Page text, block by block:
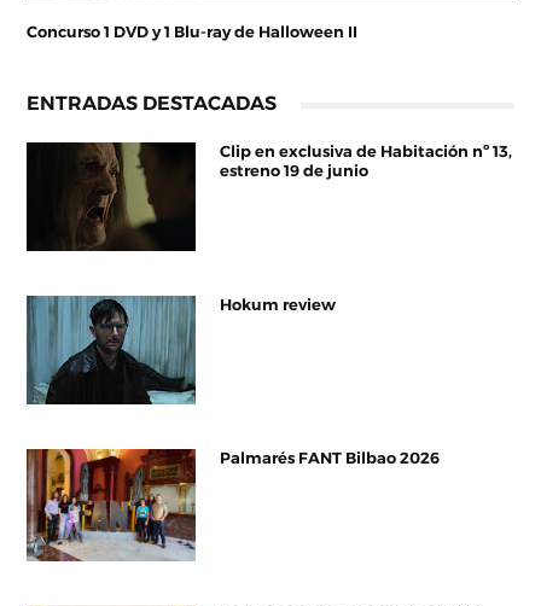
Concurso 1 DVD y 1 Blu-ray de Halloween II
ENTRADAS DESTACADAS
Clip en exclusiva de Habitación nº 13,
estreno 19 de junio
Hokum review
Palmarés FANT Bilbao 2026